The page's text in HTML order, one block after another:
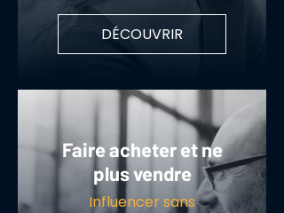
DÉCOUVRIR
Faire acheter et ne
plus vendre
Influencer sans